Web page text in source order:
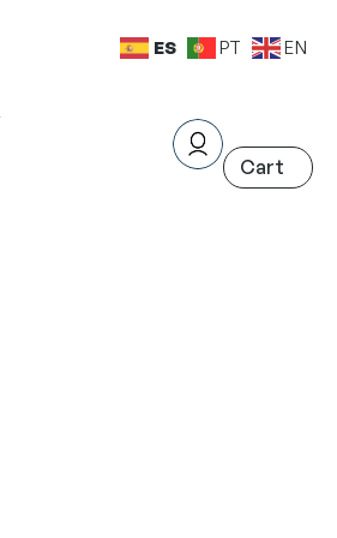
ES PT EN